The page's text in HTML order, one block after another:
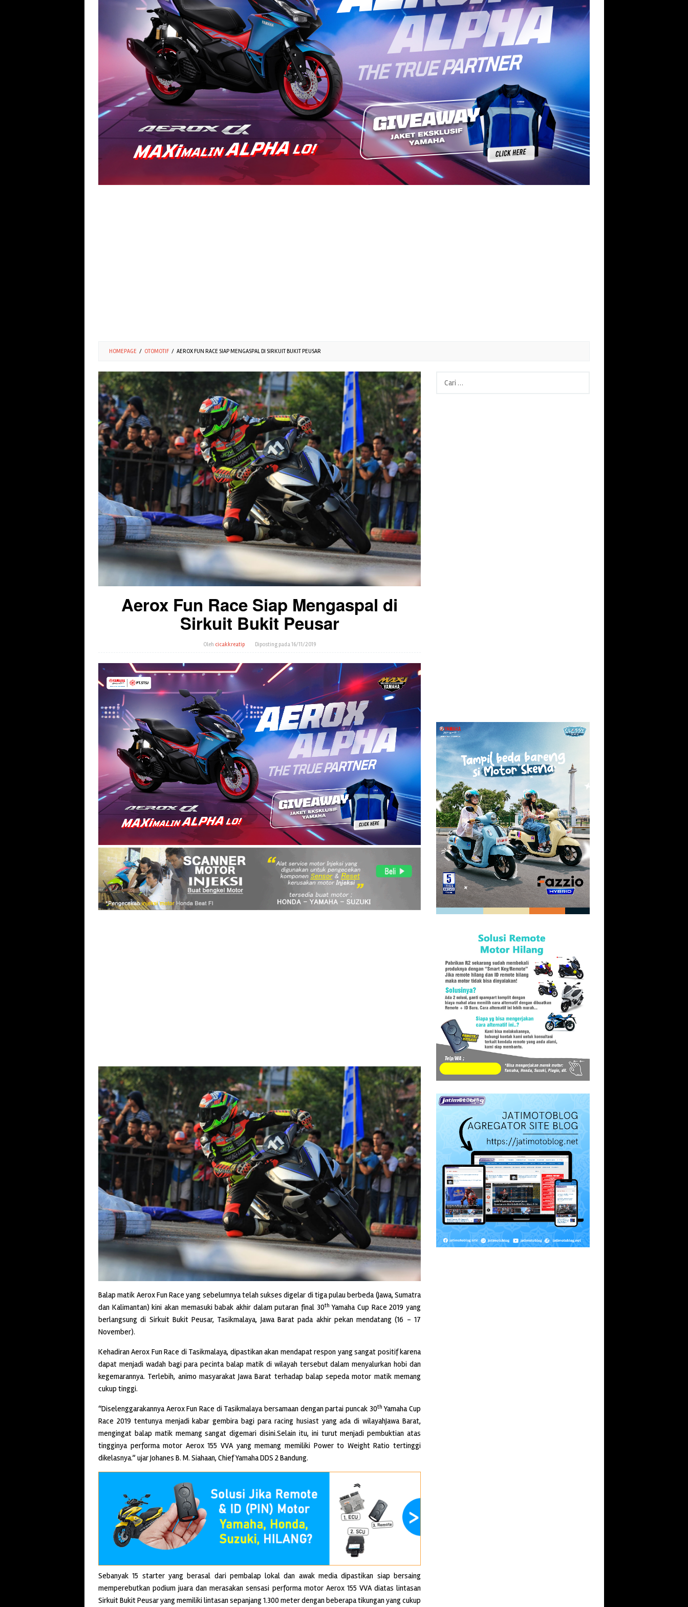
HOMEPAGE / OTOMOTIF / AEROX FUN RACE SIAP MENGASPAL DI SIRKUIT BUKIT PEUSAR
Aerox Fun Race Siap Mengaspal di
Sirkuit Bukit Peusar
Oleh cicakkreatip Diposting pada16/11/2019
Balap matik Aerox Fun Race yang sebelumnya telah sukses digelar di tiga pulau berbeda (Jawa, Sumatra
dan Kalimantan) kini akan memasuki babak akhir dalam putaran final 30th Yamaha Cup Race 2019 yang
berlangsung di Sirkuit Bukit Peusar, Tasikmalaya, Jawa Barat pada akhir pekan mendatang (16 – 17
November).
Kehadiran Aerox Fun Race di Tasikmalaya, dipastikan akan mendapat respon yang sangat positif karena
dapat menjadi wadah bagi para pecinta balap matik di wilayah tersebut dalam menyalurkan hobi dan
kegemarannya. Terlebih, animo masyarakat Jawa Barat terhadap balap sepeda motor matik memang
cukup tinggi.
“Diselenggarakannya Aerox Fun Race di Tasikmalaya bersamaan dengan partai puncak 30th Yamaha Cup
Race 2019 tentunya menjadi kabar gembira bagi para racing husiast yang ada di wilayahJawa Barat,
mengingat balap matik memang sangat digemari disini.Selain itu, ini turut menjadi pembuktian atas
tingginya performa motor Aerox 155 VVA yang memang memiliki Power to Weight Ratio tertinggi
dikelasnya.” ujar Johanes B. M. Siahaan, Chief Yamaha DDS 2 Bandung.
Sebanyak 15 starter yang berasal dari pembalap lokal dan awak media dipastikan siap bersaing
memperebutkan podium juara dan merasakan sensasi performa motor Aerox 155 VVA diatas lintasan
Sirkuit Bukit Peusar yang memiliki lintasan sepanjang 1.300 meter dengan beberapa tikungan yang cukup